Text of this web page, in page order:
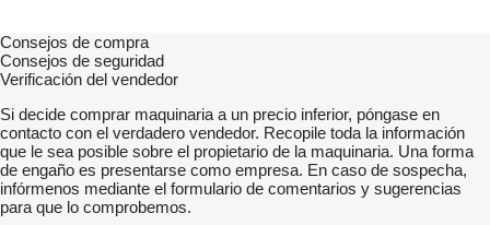
Consejos de compra
Consejos de seguridad
Verificación del vendedor
Si decide comprar maquinaria a un precio inferior, póngase en
contacto con el verdadero vendedor. Recopile toda la información
que le sea posible sobre el propietario de la maquinaria. Una forma
de engaño es presentarse como empresa. En caso de sospecha,
infórmenos mediante el formulario de comentarios y sugerencias
para que lo comprobemos.